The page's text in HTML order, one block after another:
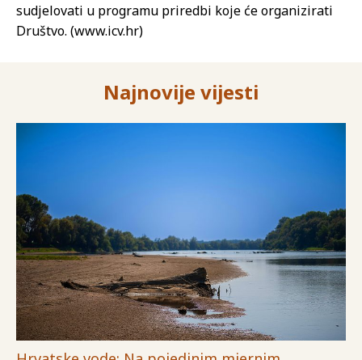
sudjelovati u programu priredbi koje će organizirati
Društvo. (www.icv.hr)
Najnovije vijesti